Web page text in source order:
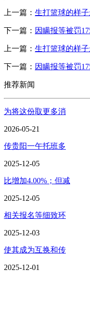
上一篇： 生打篮球的样
下一篇： 因瞒报等被罚
上一篇： 生打篮球的样
下一篇： 因瞒报等被罚
推荐新闻
为将这份取更多消
2026-05-21
传贵阳一午托班多
2025-12-05
比增加4.00%；但减
2025-12-05
相关报名等细致环
2025-12-03
使其成为互换和传
2025-12-01